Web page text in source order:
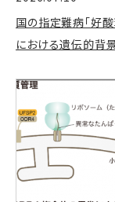
国の指定難病「好
における遺伝的背